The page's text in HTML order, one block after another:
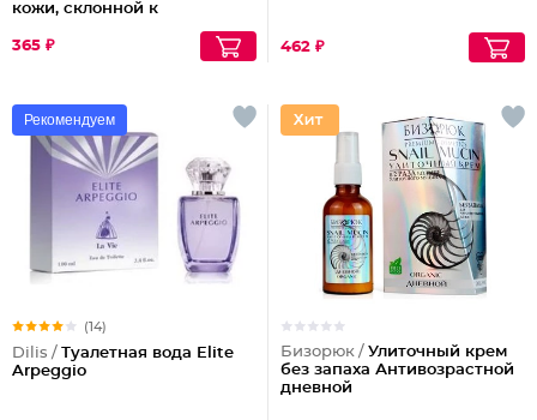
кожи, склонной к
Panthenol Urea
365 ₽ 462 ₽
Рекомендуем
(14)
Dilis / Туалетная вода Elite
Arpeggio
Бизорюк / Улиточный крем
без запаха Антивозрастной
дневной